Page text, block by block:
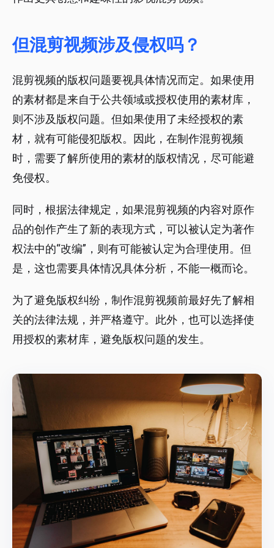
但混剪视频涉及侵权吗？
混剪视频的版权问题要视具体情况而定。如果使用
的素材都是来自于公共领域或授权使用的素材库，
则不涉及版权问题。但如果使用了未经授权的素
材，就有可能侵犯版权。因此，在制作混剪视频
时，需要了解所使用的素材的版权情况，尽可能避
免侵权。
同时，根据法律规定，如果混剪视频的内容对原作
品的创作产生了新的表现方式，可以被认定为著作
权法中的“改编”，则有可能被认定为合理使用。但
是，这也需要具体情况具体分析，不能一概而论。
为了避免版权纠纷，制作混剪视频前最好先了解相
关的法律法规，并严格遵守。此外，也可以选择使
用授权的素材库，避免版权问题的发生。